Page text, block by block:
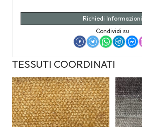
Richiedi Informazioni
Condividi su
TESSUTI COORDINATI